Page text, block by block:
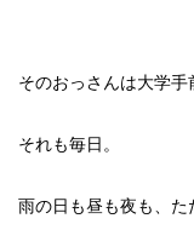
そのおっさんは大学手
それも毎日。
雨の日も昼も夜も、た